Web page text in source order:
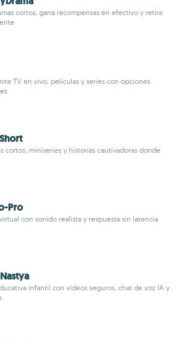
cortos, gana recompensas en efectivo y retira
TV en vivo, películas y series con opciones
cortos, miniseries y historias cautivadoras donde
Pro
con sonido realista y respuesta sin latencia
infantil con vídeos seguros, chat de voz IA y